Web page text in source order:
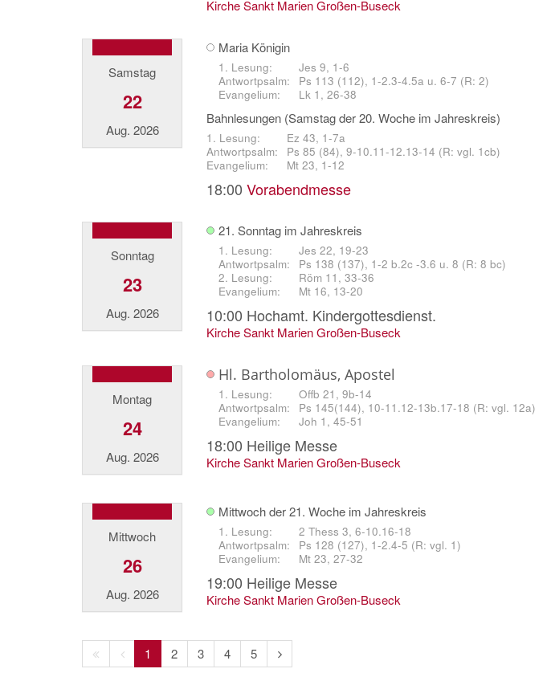
Kirche Sankt Marien Großen-Buseck
Samstag
22
Aug. 2026
Maria Königin
Jes 9, 1-6
Ps 113 (112), 1-2.3-4.5a u. 6-7 (R: 2)
Lk 1, 26-38
Bahnlesungen (Samstag der 20. Woche im Jahreskreis)
Ez 43, 1-7a
Ps 85 (84), 9-10.11-12.13-14 (R: vgl. 1cb)
Mt 23, 1-12
18:00 Vorabendmesse
Sonntag
23
Aug. 2026
21. Sonntag im Jahreskreis
Jes 22, 19-23
Ps 138 (137), 1-2 b.2c -3.6 u. 8 (R: 8 bc)
Röm 11, 33-36
Mt 16, 13-20
10:00 Hochamt. Kindergottesdienst.
Kirche Sankt Marien Großen-Buseck
Montag
24
Aug. 2026
Hl. Bartholomäus, Apostel
Offb 21, 9b-14
Ps 145(144), 10-11.12-13b.17-18 (R: vgl. 12a)
Joh 1, 45-51
18:00 Heilige Messe
Kirche Sankt Marien Großen-Buseck
Mittwoch
26
Aug. 2026
Mittwoch der 21. Woche im Jahreskreis
2 Thess 3, 6-10.16-18
Ps 128 (127), 1-2.4-5 (R: vgl. 1)
Mt 23, 27-32
19:00 Heilige Messe
Kirche Sankt Marien Großen-Buseck
Erste
Seite
Vorherige
Seite
1 2 3 4 5
Nächste
Seite